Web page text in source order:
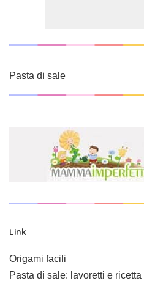
Pasta di sale
Link
Origami facili
Pasta di sale: lavoretti e ricetta